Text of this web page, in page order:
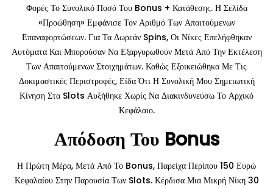
Φορές Το Συνολικό Ποσό Του Bonus + Κατάθεσης. Η Σελίδα
«Προώθηση» Εμφάνισε Τον Αριθμό Των Απαιτούμενων
Επαναφορτώσεων. Για Τα Δωρεάν Spins, Οι Νίκες Επελήφθηκαν
Αυτόματα Και Μπορούσαν Να Εξαργυρωθούν Μετά Από Την Εκτέλεση
Των Απαιτούμενων Στοιχημάτων. Καθώς Εξοικειώθηκα Με Τις
Δοκιμαστικές Περιστροφές, Είδα Ότι Η Συνολική Μου Σημειωτική
Κίνηση Στα Slots Αυξήθηκε Χωρίς Να Διακινδυνεύσω Το Αρχικό
Κεφάλαιο.
Απόδοση Του Bonus
Η Πρώτη Μέρα, Μετά Από Το Bonus, Παρείχα Περίπου 150 Ευρώ
Κεφαλαίου Στην Παρουσία Των Slots. Κέρδισα Μια Μικρή Νίκη 30